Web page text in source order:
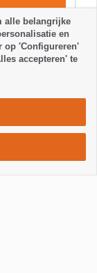
alle belangrijke
en
op 'Configureren'
accepteren' te